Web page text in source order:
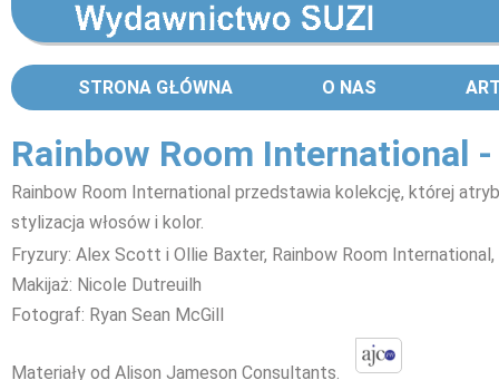
STRONA GŁÓWNA O NAS
Rainbow Room International
Rainbow Room International przedstawia kolekcję, której
stylizacja włosów i kolor.
Fryzury: Alex Scott i Ollie Baxter, Rainbow Room
Makijaż: Nicole Dutreuilh
Fotograf: Ryan Sean McGill
Materiały od Alison Jameson Consultants.